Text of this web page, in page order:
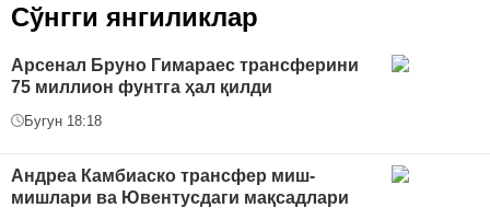
Сўнгги янгиликлар
Арсенал Бруно Гимараес трансферини
75 миллион фунтга ҳал қилди
Бугун 18:18
Андреа Камбиаско трансфер миш-
мишлари ва Ювентусдаги мақсадлари